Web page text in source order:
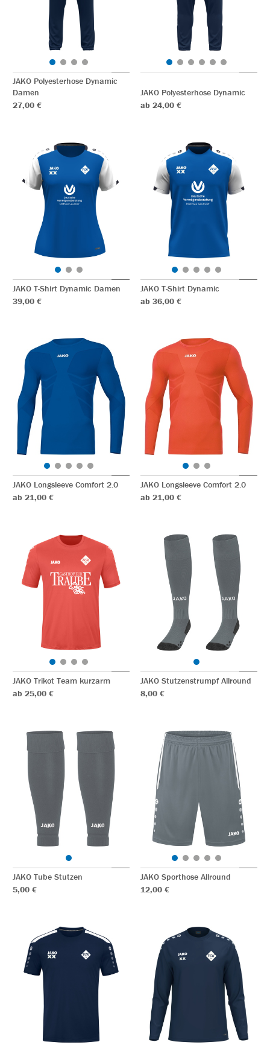
JAKO Polyesterhose Dynamic
Damen
27,00 €
JAKO Polyesterhose Dynamic
ab 24,00 €
JAKO T-Shirt Dynamic Damen
39,00 €
JAKO T-Shirt Dynamic
ab 36,00 €
JAKO Longsleeve Comfort 2.0
ab 21,00 €
JAKO Longsleeve Comfort 2.0
ab 21,00 €
JAKO Trikot Team kurzarm
ab 25,00 €
JAKO Stutzenstrumpf Allround
8,00 €
JAKO Tube Stutzen
5,00 €
JAKO Sporthose Allround
12,00 €